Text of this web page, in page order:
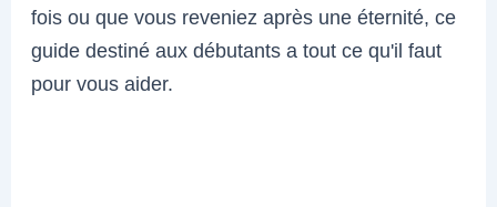
fois ou que vous reveniez après une éternité, ce
guide destiné aux débutants a tout ce qu'il faut
pour vous aider.